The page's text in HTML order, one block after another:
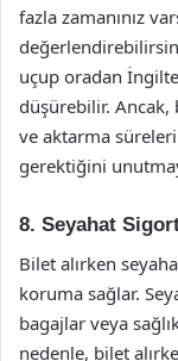
fazla zamanınız
uçup oradan
düşürebilir. Ancak,
ve aktarma
gerektiğini
8. Seyahat
Bilet alırken
koruma sağlar.
bagajlar veya
nedenle, bilet